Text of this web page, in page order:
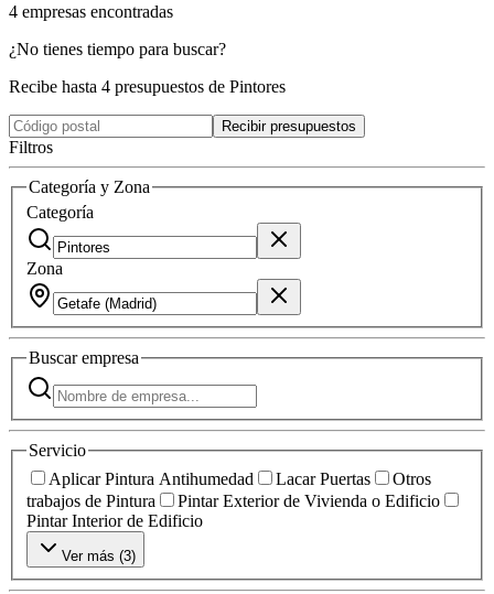
4 empresas encontradas
¿No tienes tiempo para buscar?
Recibe hasta 4 presupuestos de Pintores
Recibir presupuestos
Filtros
Categoría y Zona
Categoría
Zona
Buscarempresa
Servicio
Aplicar Pintura Antihumedad
Lacar Puertas
Otros
trabajos de Pintura
Pintar Exterior de Vivienda o Edificio
Pintar Interior de Edificio
Ver más (3)